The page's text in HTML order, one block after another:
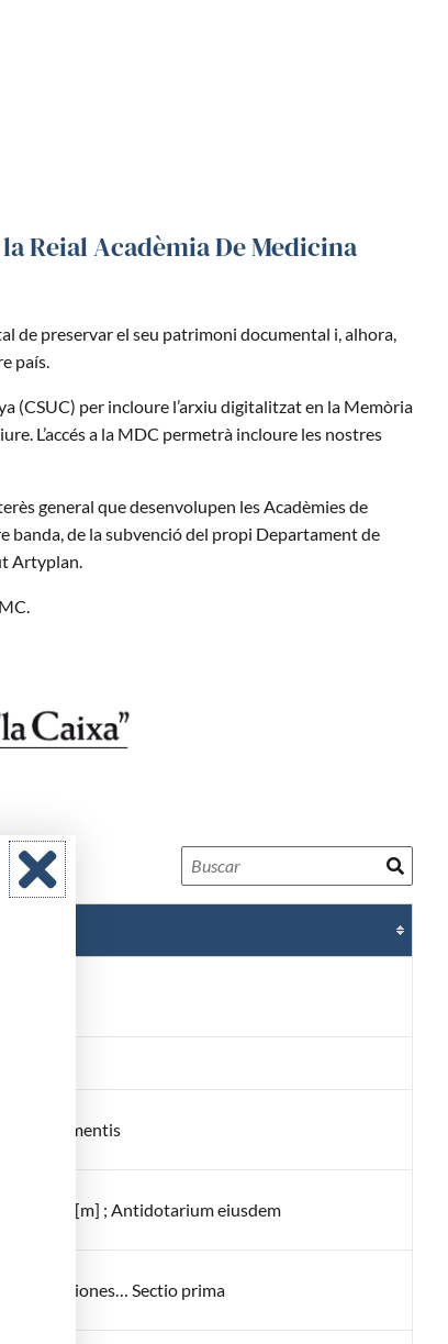
Reial Acadèmia De Medicina
de preservar el seu patrimoni documental i, alhora,
país.
(CSUC) per incloure l’arxiu digitalitzat en la Memòria
L’accés a la MDC permetrà incloure les nostres
general que desenvolupen les Acadèmies de
banda, de la subvenció del propi Departament de
Artyplan.
adnotamentis
; Antidotarium eiusdem
adnotationes… Sectio prima